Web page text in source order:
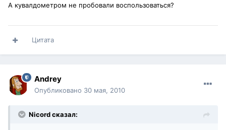
А кувалдометром не пробовали воспользоваться?
Цитата
Andrey
Опубликовано 30 мая, 2010
Nicord сказал: